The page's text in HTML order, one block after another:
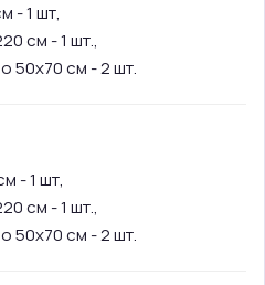
- 1 шт,
см - 1 шт.,
50х70 см - 2 шт.
- 1 шт,
см - 1 шт.,
50х70 см - 2 шт.